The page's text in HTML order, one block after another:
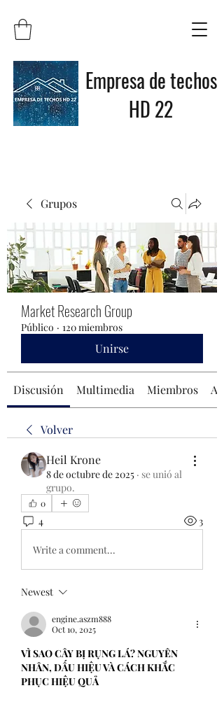
Empresa de techos
HD 22
Grupos
Market Research Group
Público · 120 miembros
Unirse
Discusión Multimedia Miembros
Volver
Heil Krone
8 de octubre de 2025 · se unió al
grupo.
0
4 3
Write a comment...
Newest
engine.aszm888
Oct 10, 2025
VÌ SAO CÂY BỊ RỤNG LÁ? NGUYÊN
NHÂN, DẤU HIỆU VÀ CÁCH KHẮC
PHỤC HIỆU QUẢ